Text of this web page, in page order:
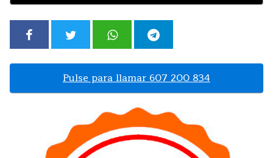
Pulse para llamar 607 200 834